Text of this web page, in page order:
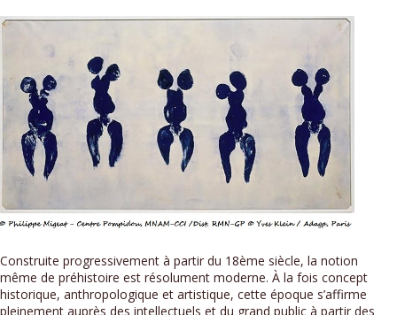
Construite progressivement à partir du 18ème siècle, la notion
même de préhistoire est résolument moderne. À la fois concept
historique, anthropologique et artistique, cette époque s’affirme
pleinement auprès des intellectuels et du grand public à partir des